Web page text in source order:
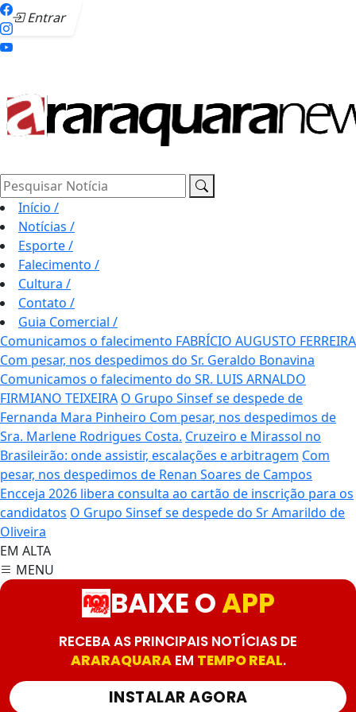
Entrar
Pesquisar Notícia
Início /
Notícias /
Esporte/
Falecimento /
Cultura /
Contato /
Guia Comercial /
Comunicamos o falecimento FABRÍCIO AUGUSTO FERREIRA
Com pesar, nos despedimos do Sr. Geraldo Bonavina
Comunicamos o falecimento do SR. LUIS ARNALDO
FIRMIANO TEIXEIRA O Grupo Sinsef se despede de
Fernanda Mara Pinheiro Com pesar, nos despedimos de
Sra. Marlene Rodrigues Costa. Cruzeiro e Mirassol no
Brasileirão: onde assistir, escalações e arbitragem Com
pesar, nos despedimos de Renan Soares de Campos
Encceja 2026 libera consulta ao cartão de inscrição para os
candidatos O Grupo Sinsef se despede do Sr Amarildo de
Oliveira
EM ALTA
MENU
BAIXE OAPP
RECEBA AS PRINCIPAIS NOTÍCIAS DE
ARARAQUARAEM TEMPO REAL.
INSTALAR AGORA